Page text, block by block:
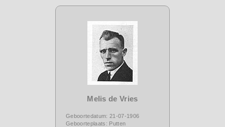
Melis de Vries
Geboortedatum: 21-07-1906
Geboorteplaats: Putten